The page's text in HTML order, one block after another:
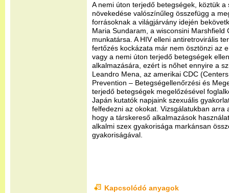
A nemi úton terjedő betegségek, köztük a
növekedése valószínűleg összefügg a
forrásoknak a világjárvány idején
Maria Sundaram, a wisconsini Marshfield
munkatársa. A HIV elleni antiretrovirális
fertőzés kockázata már nem ösztönzi az
vagy a nemi úton terjedő betegségek
alkalmazására, ezért is nőhet ennyire a
Leandro Mena, az amerikai CDC
Prevention – Betegségellenőrzési és
terjedő betegségek megelőzésével
Japán kutatók napjaink szexuális
felfedezni az okokat. Vizsgálatukban arra
hogy a társkereső alkalmazások
alkalmi szex gyakorisága markánsan
gyakoriságával.
Kapcsolódó anyagok